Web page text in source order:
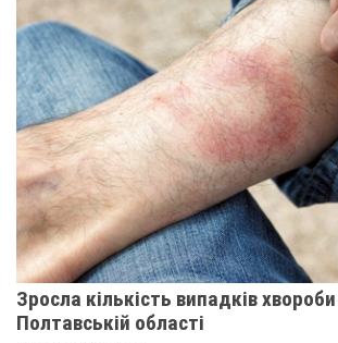
Зросла кількість випадків
Полтавській області